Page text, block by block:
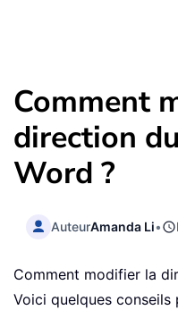
Comment
direction
Word ?
AuteurAmanda Li•
Comment modifier la
Voici quelques